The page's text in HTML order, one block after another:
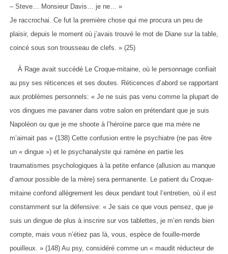
– Steve… Monsieur Davis… je ne… »
Je raccrochai. Ce fut la première chose qui me procura un peu de
plaisir, depuis le moment où j’avais trouvé le mot de Diane sur la table,
coincé sous son trousseau de clefs. » (25)
À Rage avait succédé Le Croque-mitaine, où le personnage confiait
au psy ses réticences et ses doutes. Réticences d’abord se rapportant
aux problèmes personnels: « Je ne suis pas venu comme la plupart de
vos dingues me pavaner dans votre salon en prétendant que je suis
Napoléon ou que je me shoote à l’héroïne parce que ma mère ne
m’aimait pas » (138) Cette confusion entre le psychiatre (ne pas être
un « dingue ») et le psychanalyste qui ramène en partie les
traumatismes psychologiques à la petite enfance (allusion au manque
d’amour possible de la mère) sera permanente. Le patient du Croque-
mitaine confond allégrement les deux pendant tout l’entretien, où il est
constamment sur la défensive: « Je sais ce que vous pensez, que je
suis un dingue de plus à inscrire sur vos tablettes, je m’en rends bien
compte, mais vous n’étiez pas là, vous, espèce de fouille-merde
pouilleux. » (148) Au psy, considéré comme un « maudit réducteur de